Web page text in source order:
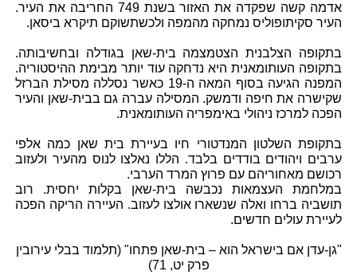
אדמה קשה שפקדה את האזור בשנת 749 החריבה את העיר.
העיר סקיתופוליס נמחקה מהמפה ולכשתשוקם תיקרא ביסאן.
בתקופה הצלבנית הצטמצמה בית-שאן בגודלה ובחשיבותה.
בתקופה העותומאנית היא נדחקה עוד יותר מבימת ההיסטוריה.
המפנה הגיעה בסוף המאה ה-19 כאשר נסללה מסילת הברזל
שקישרה את חיפה ודמשק. המסילה עברה גם בבית-שאן והעיר
הפכה למרכז ניהולי באימפריה העותומאנית.
בתקופת השלטון המנדטורי חיו בעיירת בית שאן כמה אלפי
ערבים ויהודים בודדים בלבד. הללו נאלצו לנוס מהעיר ולעזוב
רכושם מאחוריהם עם פרוץ המרד הערבי.
במלחמת העצמאות נכבשה בית-שאן בקלות יחסית. רוב
תושביה ברחו ואלה שנשארו אולצו לעזוב. העיירה הריקה הפכה
לעיירת עולים חדשים.
"גן-עדן אם בישראל הוא – בית-שאן פתחו" (תלמוד בבלי עירובין
פרק יט, 71)